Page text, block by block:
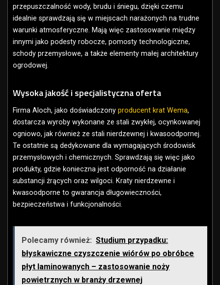
przepuszczalność wody, brudu i śniegu, dzięki czemu
idealnie sprawdzają się w miejscach narażonych na trudne
warunki atmosferyczne. Mają więc zastosowanie między
innymi jako podesty robocze, pomosty technologiczne,
schody przemysłowe, a także elementy małej architektury
ogrodowej.
Wysoka jakość i specjalistyczna oferta
Firma Aloch, jako doświadczony producent krat Wema,
dostarcza wyroby wykonane ze stali zwykłej, ocynkowanej
ogniowo, jak również ze stali nierdzewnej i kwasoodpornej.
Te ostatnie są dedykowane dla wymagających środowisk
przemysłowych i chemicznych. Sprawdzają się więc jako
produkty, gdzie konieczna jest odporność na działanie
substancji żrących oraz wilgoci. Kraty nierdzewne i
kwasoodporne to gwarancja długowieczności,
bezpieczeństwa i funkcjonalności.
Polecamy również: Studium przypadku:
błyskawiczne czyszczenie wiórów po obróbce
płyt laminowanych – zastosowanie noży
powietrznych w branży drzewnej